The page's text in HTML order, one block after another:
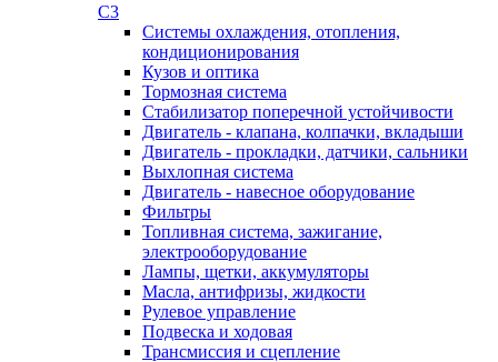
C3
Системы охлаждения, отопления,
кондиционирования
Кузов и оптика
Тормозная система
Стабилизатор поперечной устойчивости
Двигатель - клапана, колпачки, вкладыши
Двигатель - прокладки, датчики, сальники
Выхлопная система
Двигатель - навесное оборудование
Фильтры
Топливная система, зажигание,
электрооборудование
Лампы, щетки, аккумуляторы
Масла, антифризы, жидкости
Рулевое управление
Подвеска и ходовая
Трансмиссия и сцепление